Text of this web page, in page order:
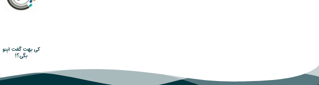
کی بهت گفت اینو
بگی؟!